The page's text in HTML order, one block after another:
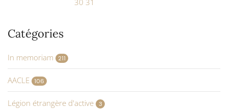
Catégories
In memoriam 211
AACLE 106
Légion étrangère d'active 3